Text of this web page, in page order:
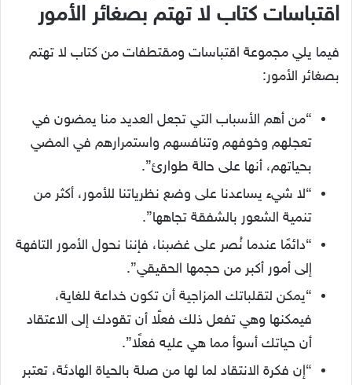
اقتباسات كتاب لا تهتم بصغائر الأمور
فيما يلي مجموعة اقتباسات ومقتطفات من كتاب لا تهتم
بصغائر الأمور:
“من أهم الأسباب التي تجعل العديد منا يمضون في
تعجلهم وخوفهم وتنافسهم واستمرارهم في المضي
بحياتهم، أنها على حالة طوارئ”.
“لا شيء يساعدنا على وضع نظرياتنا للأمور، أكثر من
تنمية الشعور بالشفقة تجاهها”.
“دائمًا عندما نُصر على غضبنا، فإننا نحول الأمور التافهة
إلى أمور أكبر من حجمها الحقيقي”.
“يمكن لتقلباتك المزاجية أن تكون خداعة للغاية،
فيمكنها وهي تفعل ذلك فعلًا أن تقودك إلى الاعتقاد
أن حياتك أسوأ مما هي عليه فعلًا”.
“إن فكرة الانتقاد لما لها من صلة بالحياة الهادئة، تعتبر